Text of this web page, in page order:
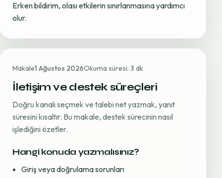
Erken bildirim, olası etkilerin sınırlanmasına yardımcı
olur.
Makale1 Ağustos 2026Okuma süresi: 3 dk
İletişim ve destek süreçleri
Doğru kanalı seçmek ve talebi net yazmak, yanıt
süresini kısaltır. Bu makale, destek sürecinin nasıl
işlediğini özetler.
Hangi konuda yazmalısınız?
Giriş veya doğrulama sorunları